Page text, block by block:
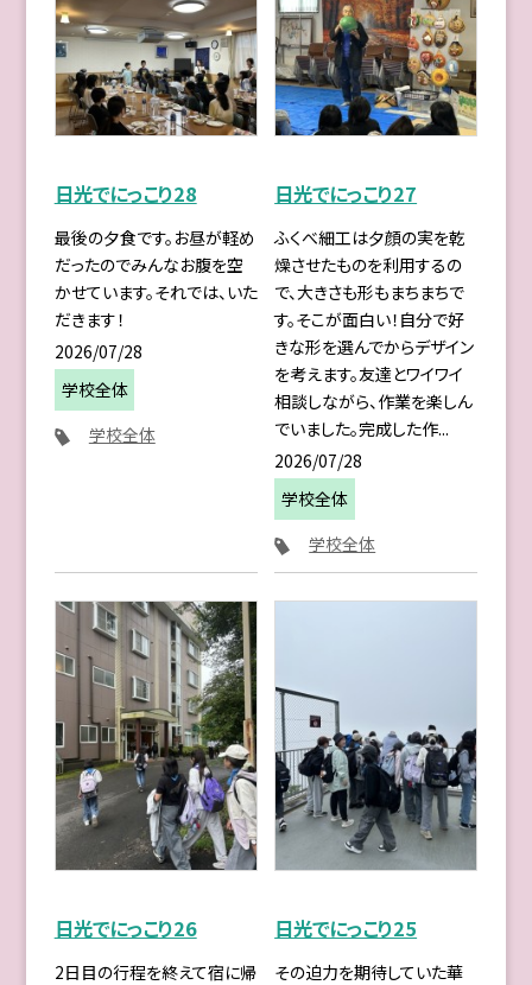
日光でにっこり28
最後の夕食です。お昼が軽め
だったのでみんなお腹を空
かせています。それでは、いた
だきます！
2026/07/28
学校全体
学校全体
日光でにっこり27
ふくべ細工は夕顔の実を乾
燥させたものを利用するの
で、大きさも形もまちまちで
す。そこが面白い！自分で好
きな形を選んでからデザイン
を考えます。友達とワイワイ
相談しながら、作業を楽しん
でいました。完成した作...
2026/07/28
学校全体
学校全体
日光でにっこり26
2日目の行程を終えて宿に帰
日光でにっこり25
その迫力を期待していた華